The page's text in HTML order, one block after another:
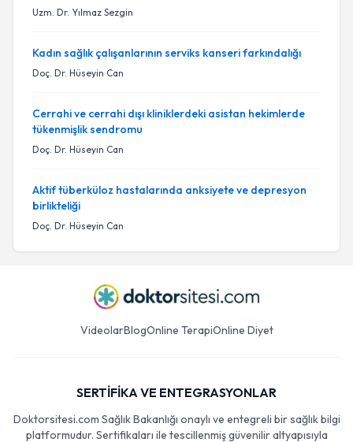
Uzm. Dr. Yılmaz Sezgin
Kadın sağlık çalışanlarının serviks kanseri farkındalığı
Doç. Dr. Hüseyin Can
Cerrahi ve cerrahi dışı kliniklerdeki asistan hekimlerde
tükenmişlik sendromu
Doç. Dr. Hüseyin Can
Aktif tüberküloz hastalarında anksiyete ve depresyon
birlikteliği
Doç. Dr. Hüseyin Can
VideolarBlogOnline TerapiOnline Diyet
SERTİFİKA VE ENTEGRASYONLAR
Doktorsitesi.com Sağlık Bakanlığı onaylı ve entegreli bir sağlık bilgi
platformudur. Sertifikaları ile tescillenmiş güvenilir altyapısıyla